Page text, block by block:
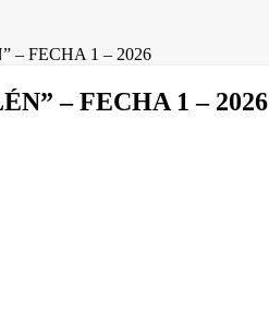
– FECHA 1 – 2026
– FECHA 1 – 2026